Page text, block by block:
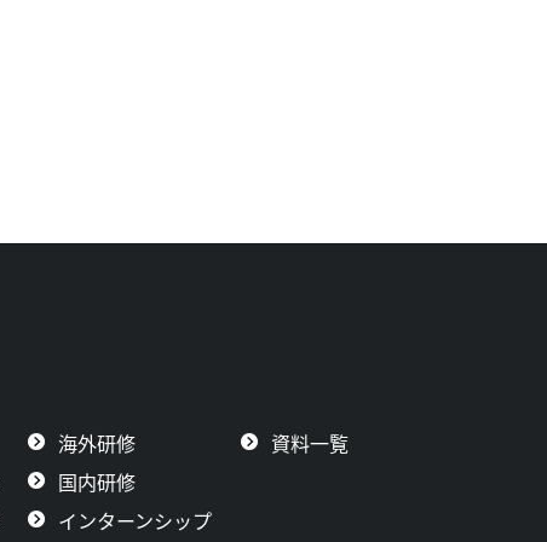
海外研修
国内研修
インターンシップ
資料一覧